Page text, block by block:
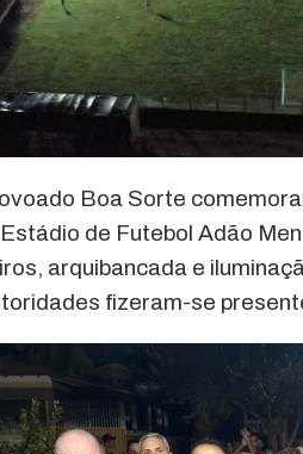
Boa Sorte
de Futebol Adão
arquibancada e
fizeram-se